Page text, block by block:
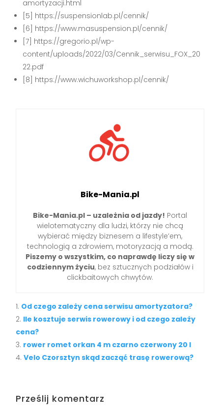
amortyzacji.html
[5] https://suspensionlab.pl/cennik/
[6] https://www.masuspension.pl/cennik/
[7] https://gregorio.pl/wp-
content/uploads/2022/03/Cennik_serwisu_FOX_20
22.pdf
[8] https://www.wichuworkshop.pl/cennik/
Bike-Mania.pl
Bike-Mania.pl – uzależnia od jazdy! Portal
wielotematyczny dla ludzi, którzy nie chcą
wybierać między biznesem a lifestyle’em,
technologią a zdrowiem, motoryzacją a modą.
Piszemy o wszystkim, co naprawdę liczy się w
codziennym życiu, bez sztucznych podziałów i
clickbaitowych chwytów.
Od czego zależy cena serwisu amortyzatora?
Ile kosztuje serwis rowerowy i od czego zależy
cena?
rower romet orkan 4 m czarno czerwony 20 l
Velo Czorsztyn skąd zacząć trasę rowerową?
Prześlij komentarz